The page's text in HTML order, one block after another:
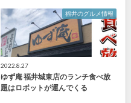
福井のグルメ情報
2022.8.27
ゆず庵 福井城東店のランチ食べ放
題はロボットが運んでくる